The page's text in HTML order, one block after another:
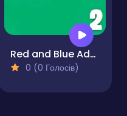
Red and Blue Adventure 2
0 (0 Голосів)